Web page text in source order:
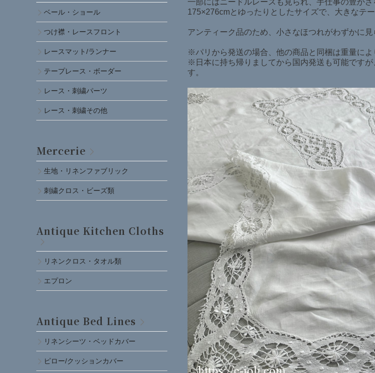
一部にはニードルレースも見られ、手仕事の豊かさ
175×276cmとゆったりとしたサイズで、大きなテ
アンティーク品のため、小さなほつれがわずかに
※パリから発送の場合、他の商品と同梱は重量によ
※日本に持ち帰りましてから国内発送も可能です
す。
ベール・ショール
つけ襟・レースフロント
レースマット/ランナー
テープレース・ボーダー
レース・刺繍パーツ
レース・刺繍その他
Mercerie
生地・リネンファブリック
刺繍クロス・ビーズ類
Antique Kitchen Cloths
リネンクロス・タオル類
エプロン
Antique Bed Lines
リネンシーツ・ベッドカバー
ピロー/クッションカバー